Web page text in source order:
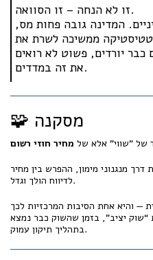
זו לא הנחה – זו הסוואה.
המדינה גובה פחות מס,
ממשיכה לשרת את
יורדים, פשוט לא רואים
את זה במדדים.
🧩 מסקנה
של "שווי" אלא של מחיר חוזי רשום
מנגנוני מימון, ההפרש בין מחיר
לדיווח הולך וגדל.
— והיא אחת הסיבות המרכזיות לכך
“שוק יציב”, בזמן שהשוק כבר נמצא
בתהליך תיקון עמוק.